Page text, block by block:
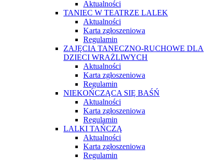
Aktualności
TANIEC W TEATRZE LALEK
Aktualności
Karta zgłoszeniowa
Regulamin
ZAJĘCIA TANECZNO-RUCHOWE DLA
DZIECI WRAŻLIWYCH
Aktualności
Karta zgłoszeniowa
Regulamin
NIEKOŃCZĄCA SIĘ BAŚŃ
Aktualności
Karta zgłoszeniowa
Regulamin
LALKI TAŃCZĄ
Aktualności
Karta zgłoszeniowa
Regulamin